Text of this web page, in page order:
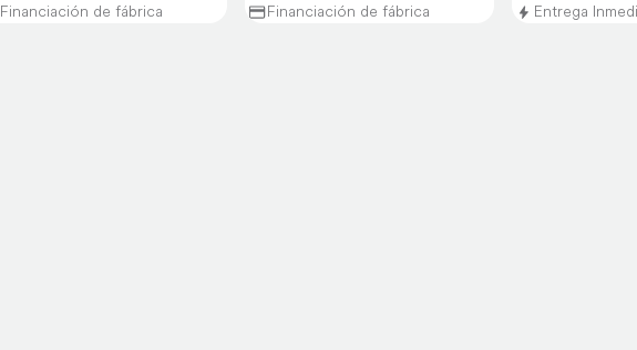
Financiación de fábrica
Financiación de fábrica
Entrega